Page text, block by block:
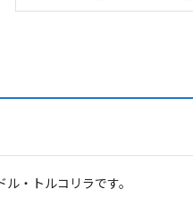
・トルコリラです。